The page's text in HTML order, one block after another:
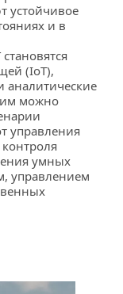
устойчивое
и в
(IoT),
аналитические
им можно
управления
умных
управлением